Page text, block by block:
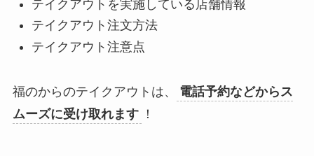
テイクアウトを実施している店舗情報
テイクアウト注文方法
テイクアウト注意点
福のからのテイクアウトは、
電話予約などからス
ムーズに受け取れます ！